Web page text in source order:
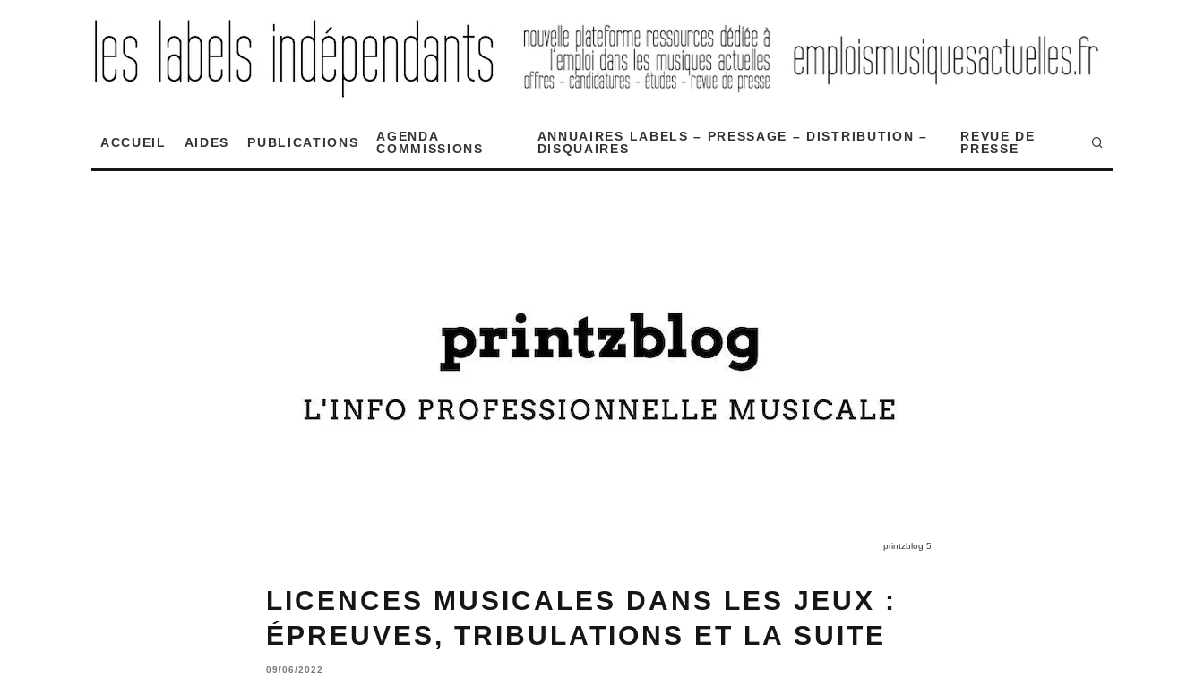
ACCUEIL AIDES PUBLICATIONS
AGENDA
COMMISSIONS
ANNUAIRES LABELS – PRESSAGE – DISTRIBUTION –
DISQUAIRES
REVUE DE
PRESSE
printzblog 5
LICENCES MUSICALES DANS LES JEUX :
ÉPREUVES, TRIBULATIONS ET LA SUITE
09/06/2022